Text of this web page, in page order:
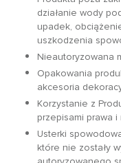
działanie wody
upadek,
uszkodzenia
Nieautoryzowana
Opakowania
akcesoria
Korzystanie z
przepisami prawa i
Usterki
które nie zostały